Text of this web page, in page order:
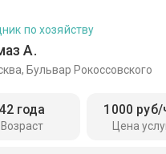
А.
по хозяйству
Бульвар Рокоссовского
Возраст
42 года
Цена
1000 руб/